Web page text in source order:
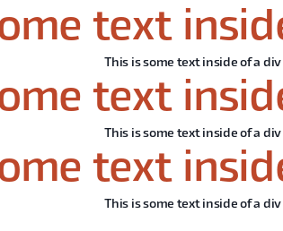
text
This is some text inside of a div
text
This is some text inside of a div
text
This is some text inside of a div